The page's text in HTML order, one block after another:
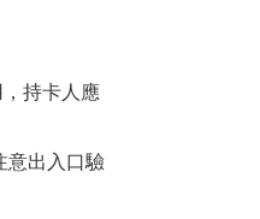
持卡人應
意出入口驗